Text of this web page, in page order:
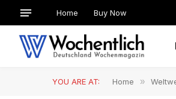
Home Buy Now
YOU ARE AT: Home »